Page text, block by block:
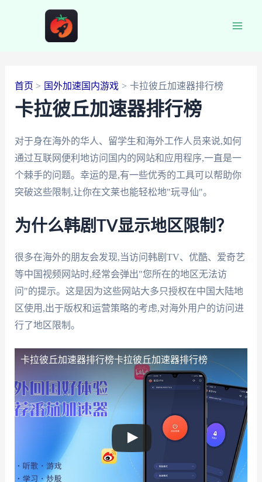
首页 国外加速国内游戏 卡拉彼丘加速器排行榜
卡拉彼丘加速器排行榜
对于身在海外的华人、留学生和海外工作人员来说,如何
通过互联网便利地访问国内的网站和应用程序,一直是一
个棘手的问题。幸运的是,有一些优秀的工具可以帮助你
突破这些限制,让你在文莱也能轻松地"玩寻仙"。
为什么韩剧TV显示地区限制？
很多在海外的朋友会发现,当访问韩剧TV、优酷、爱奇艺
等中国视频网站时,经常会弹出"您所在的地区无法访
问"的提示。这是因为这些网站大多只授权在中国大陆地
区使用,出于版权和运营策略的考虑,对海外用户的访问进
行了地区限制。
卡拉彼丘加速器排行榜卡拉彼丘加速器排行榜